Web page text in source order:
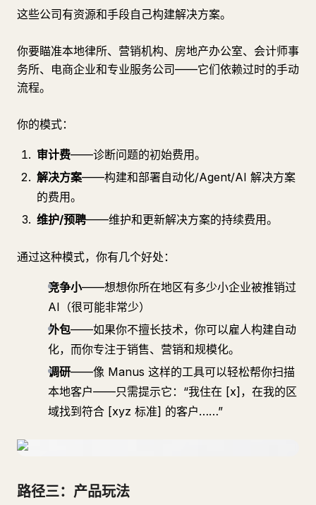
这些公司有资源和手段自己构建解决方案。
你要瞄准本地律所、营销机构、房地产办公室、会计师事
务所、电商企业和专业服务公司——它们依赖过时的手动
流程。
你的模式：
审计费——诊断问题的初始费用。
解决方案——构建和部署自动化/Agent/AI 解决方案
的费用。
维护/预聘——维护和更新解决方案的持续费用。
通过这种模式，你有几个好处：
竞争小——想想你所在地区有多少小企业被推销过
AI（很可能非常少）
外包——如果你不擅长技术，你可以雇人构建自动
化，而你专注于销售、营销和规模化。
调研——像 Manus 这样的工具可以轻松帮你扫描
本地客户——只需提示它：“我住在 [x]，在我的区
域找到符合 [xyz 标准] 的客户……”
路径三：产品玩法